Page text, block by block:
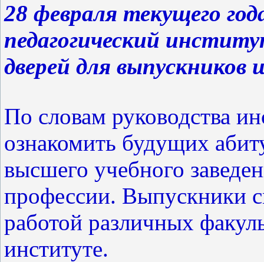
28 февраля текущего
педагогический
дверей для выпускников
По словам руководства
ознакомить будущих
высшего учебного
профессии. Выпускники
работой различных
институте.